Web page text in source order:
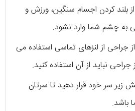
بلند کردن اجسام سنگین، ورزش و
به چشم شما وارد نشود.
جراحی از لنزهای تماسی استفاده می
زیر سر خود قرار دهید تا سرتان
باشد.